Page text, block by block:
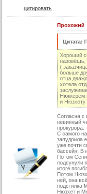
23 серия (суб)
28 серия (суб)
29 серия
29 серия (суб)
цитировать
Прохожий
Цитата:
Хороший
назовёшь,
(
больше
отца
хотела
Нюккерем
и Нюзхету
Согласна с
невинный
прокурора.
С самого
запудрила
уже почти
бассейн. В
Потом
подсунули
итоге
Потом
ней, она
подстилка
Нюзхет и